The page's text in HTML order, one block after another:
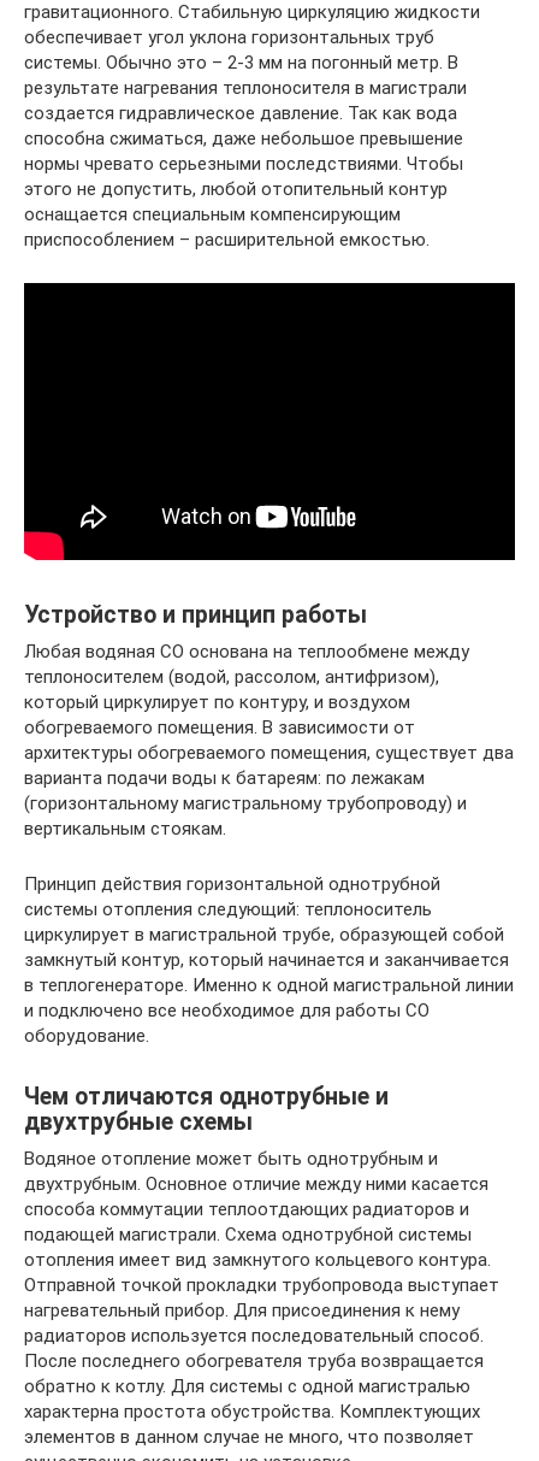
гравитационного. Стабильную циркуляцию жидкости
обеспечивает угол уклона горизонтальных труб
системы. Обычно это – 2-3 мм на погонный метр. В
результате нагревания теплоносителя в магистрали
создается гидравлическое давление. Так как вода
способна сжиматься, даже небольшое превышение
нормы чревато серьезными последствиями. Чтобы
этого не допустить, любой отопительный контур
оснащается специальным компенсирующим
приспособлением – расширительной емкостью.
Устройство и принцип работы
Любая водяная СО основана на теплообмене между
теплоносителем (водой, рассолом, антифризом),
который циркулирует по контуру, и воздухом
обогреваемого помещения. В зависимости от
архитектуры обогреваемого помещения, существует два
варианта подачи воды к батареям: по лежакам
(горизонтальному магистральному трубопроводу) и
вертикальным стоякам.
Принцип действия горизонтальной однотрубной
системы отопления следующий: теплоноситель
циркулирует в магистральной трубе, образующей собой
замкнутый контур, который начинается и заканчивается
в теплогенераторе. Именно к одной магистральной линии
и подключено все необходимое для работы СО
оборудование.
Чем отличаются однотрубные и
двухтрубные схемы
Водяное отопление может быть однотрубным и
двухтрубным. Основное отличие между ними касается
способа коммутации теплоотдающих радиаторов и
подающей магистрали. Схема однотрубной системы
отопления имеет вид замкнутого кольцевого контура.
Отправной точкой прокладки трубопровода выступает
нагревательный прибор. Для присоединения к нему
радиаторов используется последовательный способ.
После последнего обогревателя труба возвращается
обратно к котлу. Для системы с одной магистралью
характерна простота обустройства. Комплектующих
элементов в данном случае не много, что позволяет